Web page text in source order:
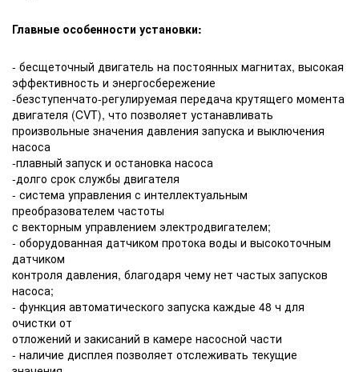
Главные особенности установки:
- бесщеточный двигатель на постоянных магнитах, высокая
эффективность и энергосбережение
-безступенчато-регулируемая передача крутящего момента
двигателя (CVT), что позволяет устанавливать
произвольные значения давления запуска и выключения
насоса
-плавный запуск и остановка насоса
-долго срок службы двигателя
- система управления с интеллектуальным
преобразователем частоты
с векторным управлением электродвигателем;
- оборудованная датчиком протока воды и высокоточным
датчиком
контроля давления, благодаря чему нет частых запусков
насоса;
- функция автоматического запуска каждые 48 ч для
очистки от
отложений и закисаний в камере насосной части
- наличие дисплея позволяет отслеживать текущие